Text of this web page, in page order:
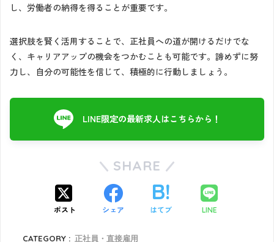
し、労働者の納得を得ることが重要です。
選択肢を賢く活用することで、正社員への道が開けるだけでな
く、キャリアアップの機会をつかむことも可能です。諦めずに努
力し、自分の可能性を信じて、積極的に行動しましょう。
LINE限定の最新求人はこちらから！
SHARE
ポスト シェア はてブ LINE
CATEGORY : 正社員・直接雇用